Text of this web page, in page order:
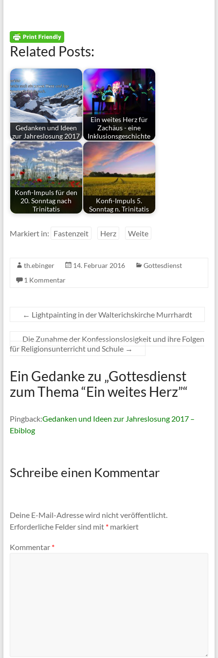
Related Posts:
Gedanken und Ideen
zur Jahreslosung 2017
Ein weites Herz für
Zachäus - eine
Inklusionsgeschichte
Konfi-Impuls für den
20. Sonntag nach
Trinitatis
Konfi-Impuls 5.
Sonntag n. Trinitatis
Markiert in: Fastenzeit Herz Weite
th.ebinger 14. Februar 2016
Gottesdienst
1 Kommentar
← Lightpainting in der Walterichskirche Murrhardt
Die Zunahme der Konfessionslosigkeit und ihre Folgen
für Religionsunterricht und Schule →
Ein Gedanke zu „Gottesdienst
zum Thema “Ein weites Herz”“
Pingback:Gedanken und Ideen zur Jahreslosung 2017 –
Ebiblog
Schreibe einen Kommentar
Deine E-Mail-Adresse wird nicht veröffentlicht.
Erforderliche Felder sind mit *markiert
Kommentar *